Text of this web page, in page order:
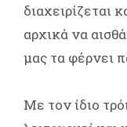
διαχειρίζεται
αρχικά να
μας τα φέρνει
Με τον ίδιο